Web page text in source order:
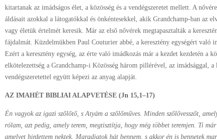
kitartanak az imádságos élet, a közösség és a vendégszeretet mellett. A
áldásait azokkal a látogatókkal és önkéntesekkel, akik Grandchamp-ban az
vagy életük értelmét keresik. Már az első nővérek megtapasztalták a
fájdalmát. Küzdelmükben Paul Couturier abbé, a keresztény egységért való
Ezért a keresztény egység, az érte való imádkozás már a kezdet kezdetén a
elkötelezettség a Grandchamp-i Közösség három pillérével, az imádsággal, a
vendégszeretettel együtt képezi az anyag alapját.
AZ IMAHÉT BIBLIAI ALAPVETÉSE (Jn 15,1–17)
Én vagyok az igazi szőlőtő, s Atyám a szőlőműves. Minden szőlővesszőt,
rólam, azt pedig, amely terem, megtisztítja, hogy még többet teremjen. Ti
amelyet hirdettem nektek. Maradjatok hát bennem, s akkor én is bennetek